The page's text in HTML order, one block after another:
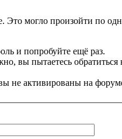
Это могло произойти по
и попробуйте ещё раз.
вы пытаетесь
не активированы на